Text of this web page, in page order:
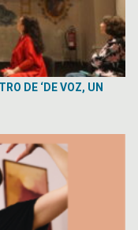
DE ‘DE VOZ, UN